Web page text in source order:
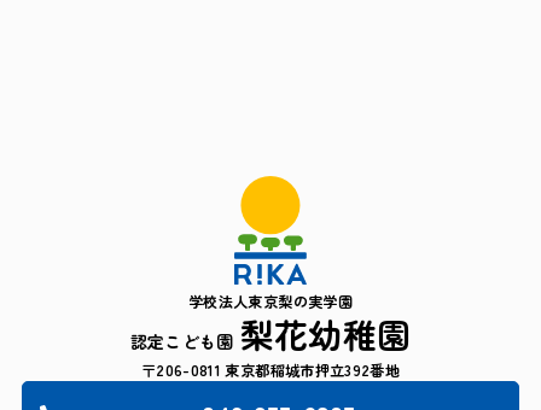
学校法人東京梨の実学園
認定こども園 梨花幼稚園
〒206-0811 東京都稲城市押立392番地